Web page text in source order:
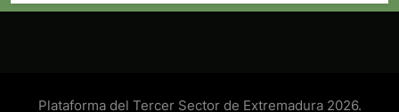
Plataforma del Tercer Sector de Extremadura 2026.